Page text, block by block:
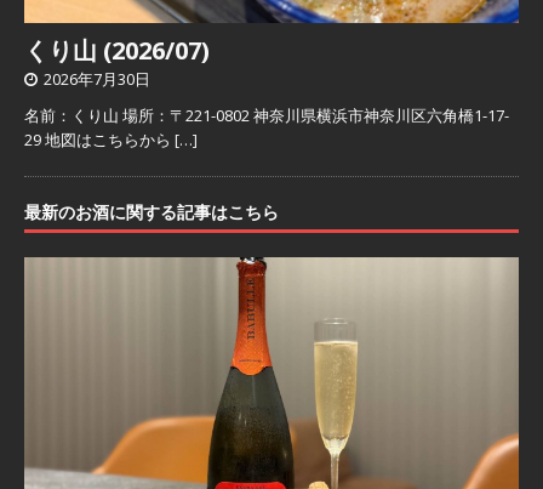
くり山 (2026/07)
2026年7月30日
名前：くり山 場所：〒221-0802 神奈川県横浜市神奈川区六角橋1-17-
29 地図はこちらから […]
最新のお酒に関する記事はこちら